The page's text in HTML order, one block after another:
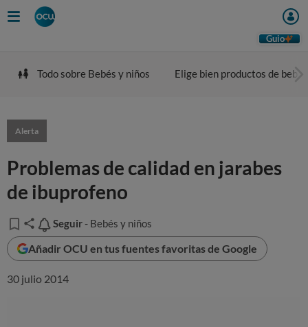
Guio
Todo sobre Bebés y niños Elige bien productos de bebé
Alerta
Problemas de calidad en jarabes
de ibuprofeno
Seguir
Seguir - Bebés y niños
Añadir OCU en tus fuentes favoritas de Google
30 julio 2014